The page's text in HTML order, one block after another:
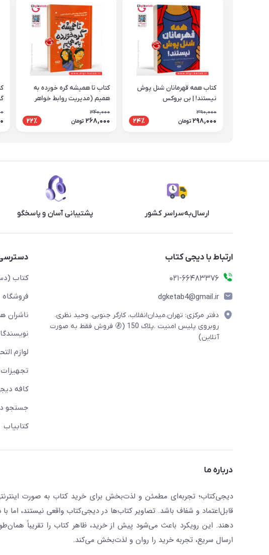
کتاب همه قهرمانان شنل پوش
نیستند! | بن بروکس
390,000
298,000 تومان 24٪
کتاب تا همیشه گره خورده به
همیم (مدیریت روابط خواهر
برادری) | جیمز جی کریست
340,000
268,000 تومان 22٪
ارسال‌به‌سراسر کشور پشتیبانی آسان و پاسخگو
ارتباط با دیجی کتاب
021-66483376
dgketab4@gmail.ir
دفتر مرکزی: تهران.میدان‌انقلاب، کارگر جنوبی، وحید نظری.
روبروی پلیس امنیت .پلاک 150 (🚷 فروش فقط به صورت
آنلاین)
کتاب
فروشگاه
ناشران
لوازم
کافه
جستجو
کتابیاب
درباره ما
دیجی‌کتاب؛ تجربه‌ای مطمئن و لذت‌بخش برای خرید کتاب به صورت
قابل‌اعتماد و شفاف باشد. تصاویر کتاب‌ها در دیجی‌کتاب واقعی نیستند، اما
دهند. این رویکرد باعث می‌شود پیش از خرید، ظاهر کتاب را تقریباً
ارسال سریع، تجربه خرید را روان و لذت‌بخش می‌کند.